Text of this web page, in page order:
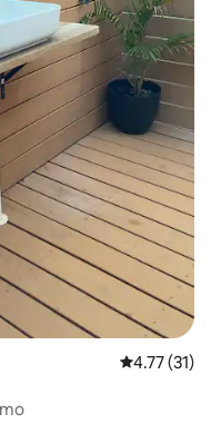
Calificación
4.77 (31)